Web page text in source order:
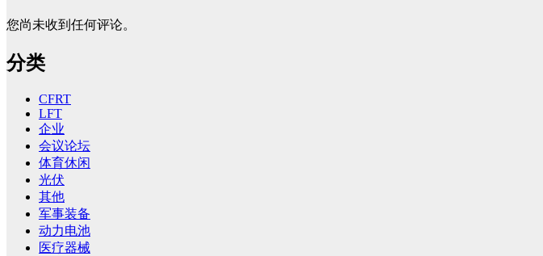
您尚未收到任何评论。
分类
CFRT
LFT
企业
会议论坛
体育休闲
光伏
其他
军事装备
动力电池
医疗器械